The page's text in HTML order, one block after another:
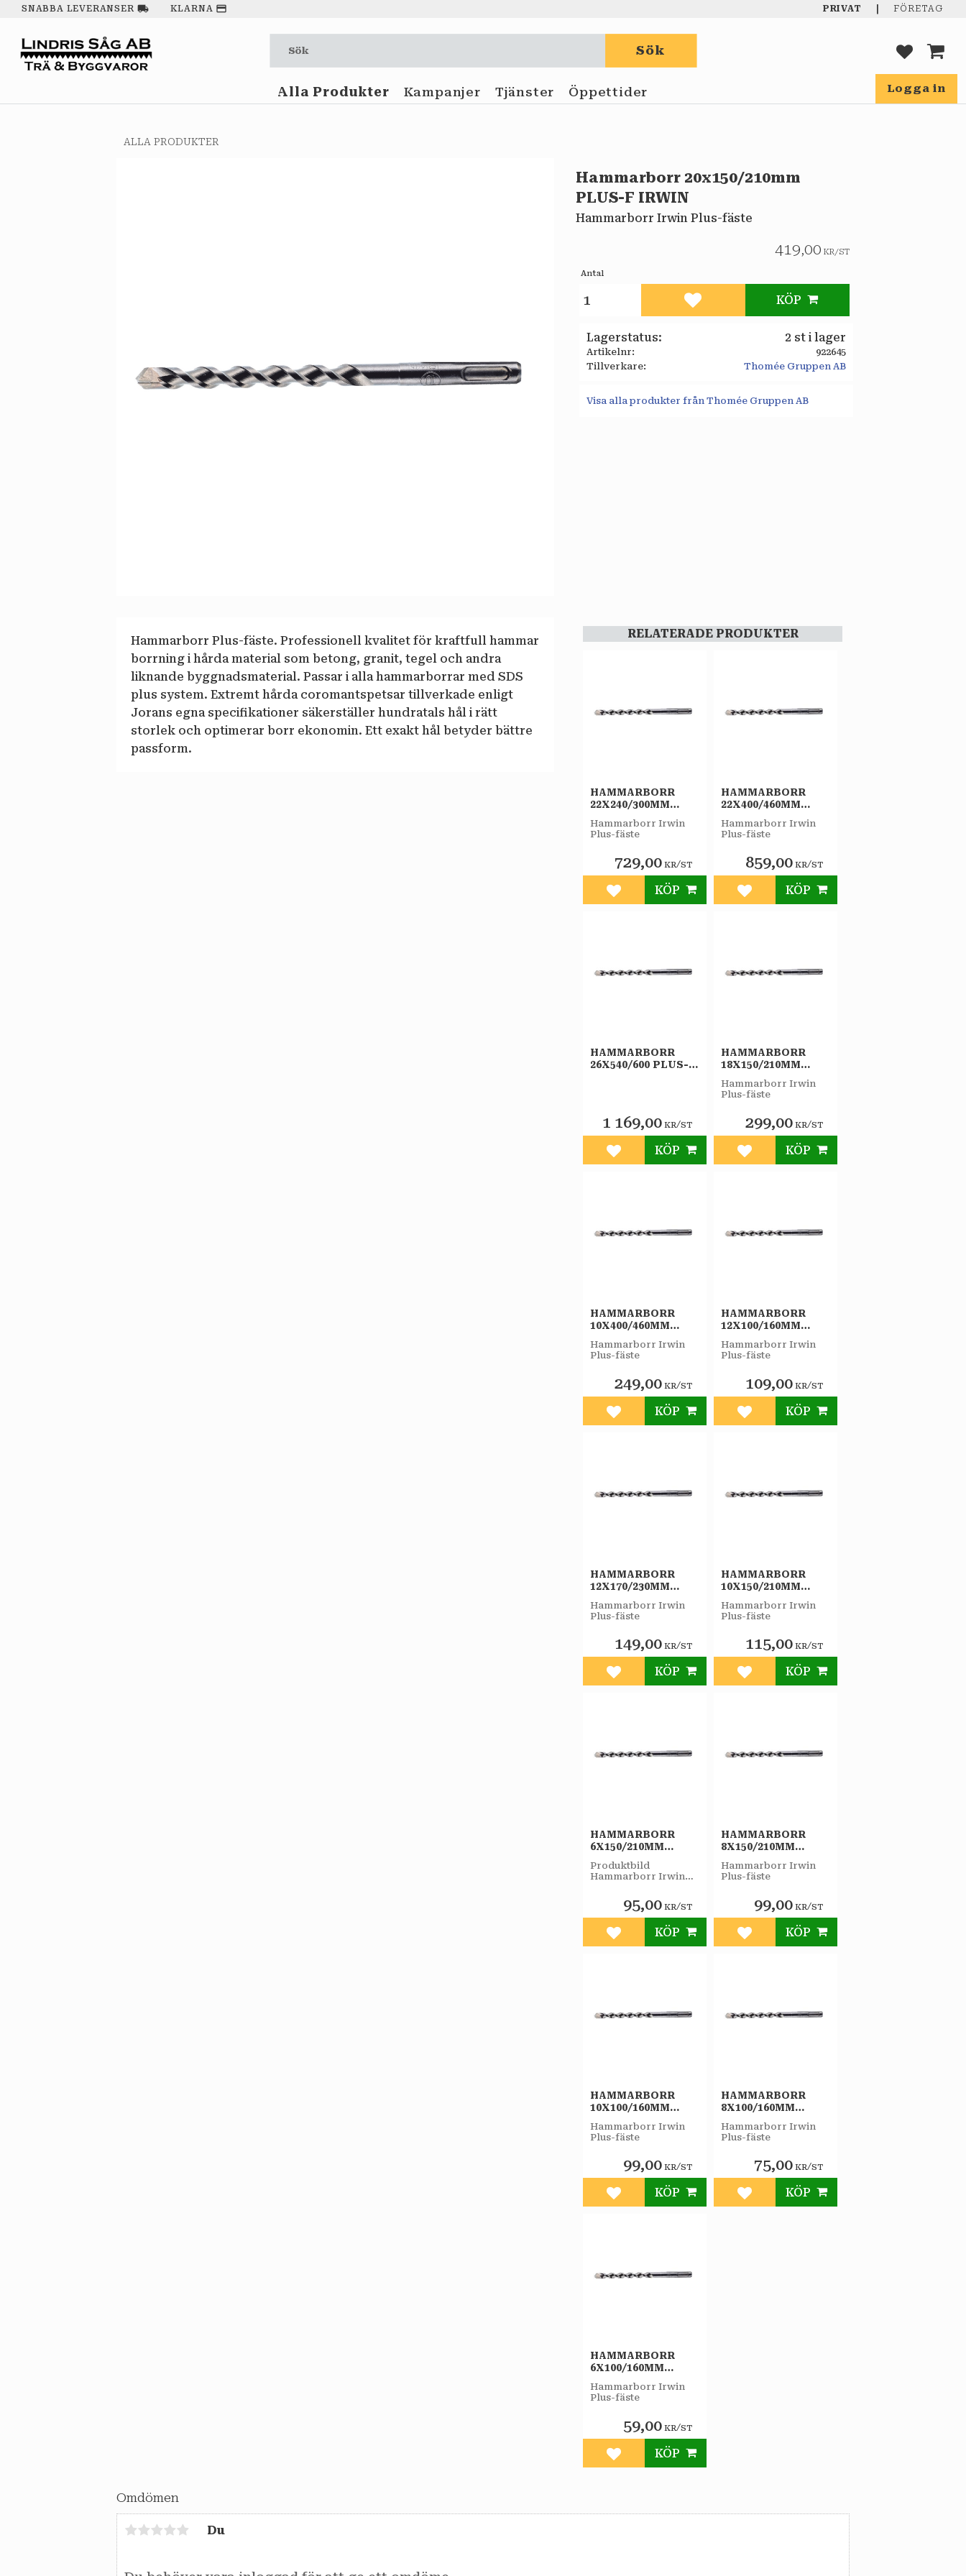
SNABBA LEVERANSER local_shipping KLARNA payment PRIVAT FÖRETAG
Logga in
Sök
Alla Produkter Kampanjer Tjänster Öppettider
ALLA PRODUKTER
Hammarborr 20x150/210mm
PLUS-F IRWIN
Hammarborr Irwin Plus-fäste
419,00 KR/ST
Antal
KÖP
Lägg till i favoriter
Lagerstatus 2 st i lager
Artikelnr
922645
Tillverkare
Thomée Gruppen AB
Visa alla produkter från Thomée Gruppen AB
Hammarborr Plus-fäste. Professionell kvalitet för kraftfull hammar
borrning i hårda material som betong, granit, tegel och andra
liknande byggnadsmaterial. Passar i alla hammarborrar med SDS
plus system. Extremt hårda coromantspetsar tillverkade enligt
Jorans egna specifikationer säkerställer hundratals hål i rätt
storlek och optimerar borr ekonomin. Ett exakt hål betyder bättre
passform.
Omdömen
Du
RELATERADE PRODUKTER
HAMMARBORR
22X240/300MM
Hammarborr Irwin
Plus-fäste
729,00KR/ST
Lägg till i favoriter
KÖP
HAMMARBORR
22X400/460MM
Hammarborr Irwin
Plus-fäste
859,00KR/ST
Lägg till i favoriter
KÖP
HAMMARBORR
26X540/600 PLUS-F
1 169,00KR/ST
Lägg till i favoriter
KÖP
HAMMARBORR
18X150/210MM
PLUS-F IRWIN
Hammarborr Irwin
Plus-fäste
299,00KR/ST
Lägg till i favoriter
KÖP
HAMMARBORR
10X400/460MM
Hammarborr Irwin
Plus-fäste
249,00KR/ST
Lägg till i favoriter
KÖP
HAMMARBORR
12X100/160MM
Hammarborr Irwin
Plus-fäste
109,00KR/ST
Lägg till i favoriter
KÖP
HAMMARBORR
12X170/230MM
Hammarborr Irwin
Plus-fäste
149,00KR/ST
Lägg till i favoriter
KÖP
HAMMARBORR
10X150/210MM
Hammarborr Irwin
Plus-fäste
115,00KR/ST
Lägg till i favoriter
KÖP
HAMMARBORR
6X150/210MM
Produktbild
Hammarborr Irwin
95,00KR/ST
Lägg till i favoriter
KÖP
HAMMARBORR
8X150/210MM
Hammarborr Irwin
Plus-fäste
99,00KR/ST
Lägg till i favoriter
KÖP
HAMMARBORR
10X100/160MM
Hammarborr Irwin
Plus-fäste
99,00KR/ST
Lägg till i favoriter
KÖP
HAMMARBORR
8X100/160MM
Hammarborr Irwin
Plus-fäste
75,00KR/ST
Lägg till i favoriter
KÖP
HAMMARBORR
6X100/160MM
Hammarborr Irwin
Plus-fäste
59,00KR/ST
Lägg till i favoriter
KÖP